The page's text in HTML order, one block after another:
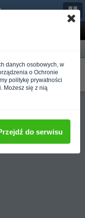
Forum-kulturystyka.pl
Riznyk
danych osobowych, w
o Ochronie
politykę prywatności
Możesz się z nią
do serwisu